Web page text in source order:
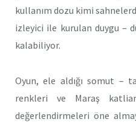
kullanım dozu kimi
izleyici ile kurulan duygu –
kalabiliyor.
Oyun, ele aldığı somut –
renkleri ve Maraş
değerlendirmeleri öne